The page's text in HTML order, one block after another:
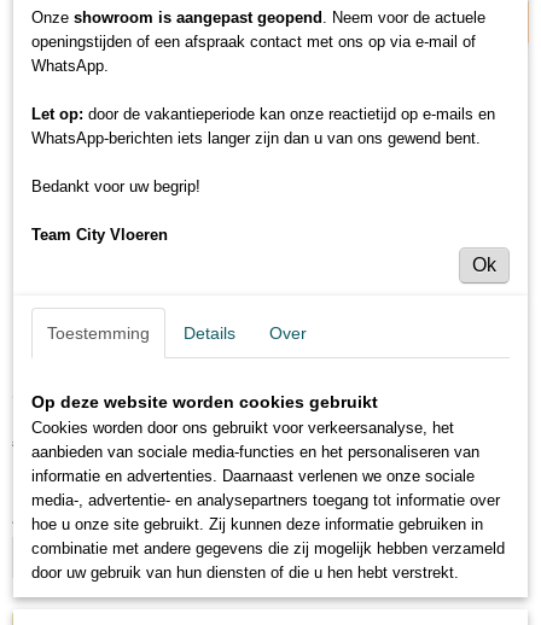
Zwaaihaak rvs 20 cm
€ 69,95 € 55,95 (inclusief btw 21%)
Levertijd 3 tot 5 werkdagen
Aantal
Onze showroom is aangepast geopend . Neem voor de actuele
openingstijden of een afspraak contact met ons op via e-mail of
WhatsApp.
Let op: door de vakantieperiode kan onze reactietijd op e-mails en
WhatsApp-berichten iets langer zijn dan u van ons gewend bent.
Bedankt voor uw begrip!
Team City Vloeren
Ok
Toestemming Details Over
Op deze website worden cookies gebruikt
Cookies worden door ons gebruikt voor verkeersanalyse, het
aanbieden van sociale media-functies en het personaliseren van
informatie en advertenties. Daarnaast verlenen we onze sociale
media-, advertentie- en analysepartners toegang tot informatie over
hoe u onze site gebruikt. Zij kunnen deze informatie gebruiken in
combinatie met andere gegevens die zij mogelijk hebben verzameld
door uw gebruik van hun diensten of die u hen hebt verstrekt.